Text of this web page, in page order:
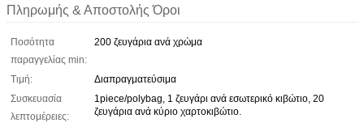
Πληρωμής & Αποστολής Όροι
Ποσότητα
παραγγελίας min:
200 ζευγάρια ανά χρώμα
Τιμή:
Διαπραγματεύσιμα
Συσκευασία
λεπτομέρειες:
1piece/polybag, 1 ζευγάρι ανά εσωτερικό κιβώτιο, 20
ζευγάρια ανά κύριο χαρτοκιβώτιο.